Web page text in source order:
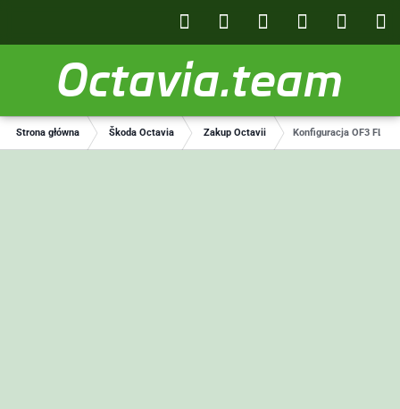
Octavia.team
Strona główna Škoda Octavia Zakup Octavii Konfiguracja OF3 FL